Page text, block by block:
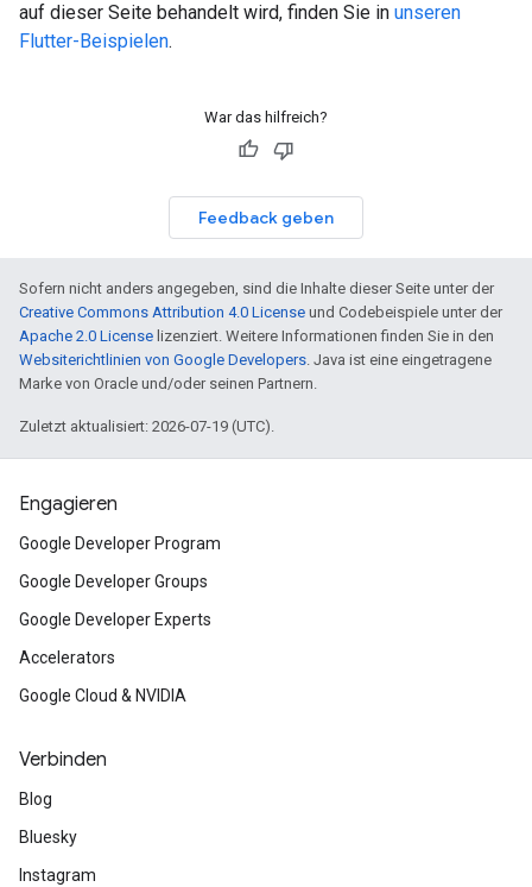
auf dieser Seite behandelt wird, finden Sie in unseren
Flutter-Beispielen.
War das hilfreich?
Feedback geben
Sofern nicht anders angegeben, sind die Inhalte dieser Seite unter der
Creative Commons Attribution 4.0 License und Codebeispiele unter der
Apache 2.0 License lizenziert. Weitere Informationen finden Sie in den
Websiterichtlinien von Google Developers. Java ist eine eingetragene
Marke von Oracle und/oder seinen Partnern.
Zuletzt aktualisiert: 2026-07-19 (UTC).
Engagieren
Google Developer Program
Google Developer Groups
Google Developer Experts
Accelerators
Google Cloud & NVIDIA
Verbinden
Blog
Bluesky
Instagram